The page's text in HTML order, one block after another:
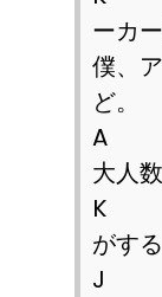
ーカ
僕、
ど。
Aア
大人
Kう
がする
J そ